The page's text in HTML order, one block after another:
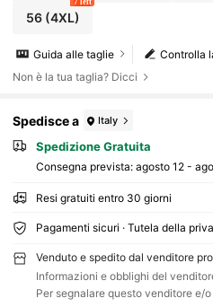
56(4XL)
Controlla
Guida alle taglie
Non è la tua taglia? Dicci
Spedisce a Italy
Spedizione Gratuita
Consegna prevista: agosto 12 -
Resi gratuiti entro 30 giorni
Pagamenti sicuri · Tutela della
Venduto e spedito dal venditore
Informazioni e obblighi del
Per segnalare questo venditore e/